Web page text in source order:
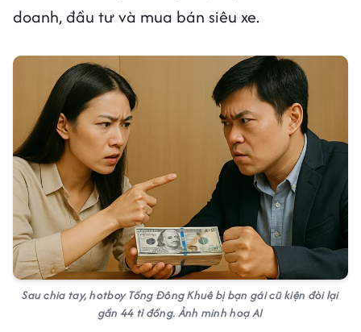
doanh, đầu tư và mua bán siêu xe.
Sau chia tay,hotboy Tống Đông Khuê bị bạn gái cũ kiện đòi lại
gần 44 tỉ đồng. Ảnh minh hoạ AI